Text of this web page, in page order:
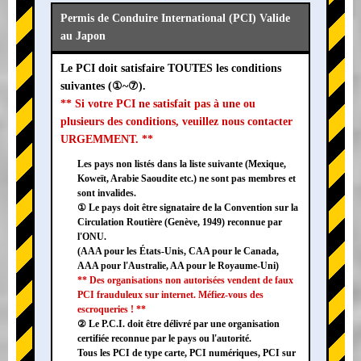
Permis de Conduire International (PCI) Valide
au Japon
Le PCI doit satisfaire TOUTES les conditions
suivantes (①~⑦).
** Si votre PCI ne satisfait pas à une ou
plusieurs des conditions, veuillez nous contacter
URGEMMENT. **
Les pays non listés dans la liste suivante (Mexique,
Koweït, Arabie Saoudite etc.) ne sont pas membres et
sont invalides.
① Le pays doit être signataire de la Convention sur la
Circulation Routière (Genève, 1949) reconnue par
l'ONU.
(AAA pour les États-Unis, CAA pour le Canada,
AAA pour l'Australie, AA pour le Royaume-Uni)
** Des organisations non autorisées vendent de faux
PCI frauduleux sur internet. Méfiez-vous des
escroqueries ! **
② Le P.C.I. doit être délivré par une organisation
certifiée reconnue par le pays ou l'autorité.
Tous les PCI de type carte, PCI numériques, PCI sur